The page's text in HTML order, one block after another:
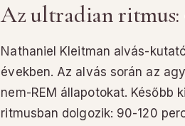
Az ultradian ritmus:
Nathaniel Kleitman alvás-
években. Az alvás során az
nem-REM állapotokat. Később
ritmusban dolgozik: 90-120